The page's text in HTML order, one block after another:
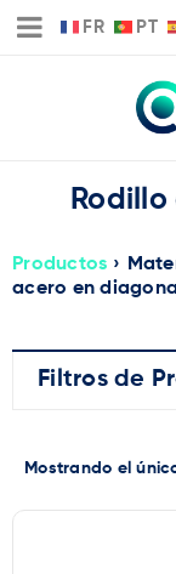
FR PT
Productos ›
acero en
Filtros de
Mostrando el